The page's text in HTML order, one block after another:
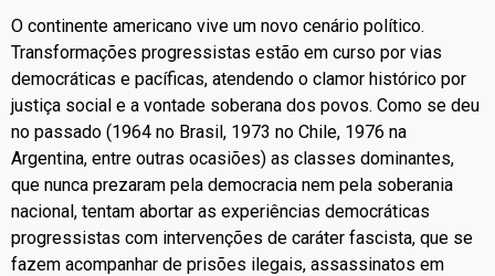
O continente americano vive um novo cenário político.
Transformações progressistas estão em curso por vias
democráticas e pacíficas, atendendo o clamor histórico por
justiça social e a vontade soberana dos povos. Como se deu
no passado (1964 no Brasil, 1973 no Chile, 1976 na
Argentina, entre outras ocasiões) as classes dominantes,
que nunca prezaram pela democracia nem pela soberania
nacional, tentam abortar as experiências democráticas
progressistas com intervenções de caráter fascista, que se
fazem acompanhar de prisões ilegais, assassinatos em